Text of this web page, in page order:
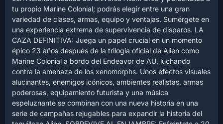
tu propio Marine Colonial; podrás elegir entre una gran
variedad de clases, armas, equipo y ventajas. Sumérgete en
una experiencia extrema de supervivencia de disparos. LA
CAZA DEFINITIVA: Juega un papel crucial en un momento
épico 23 años después de la trilogía oficial de Alien como
Marine Colonial a bordo del Endeavor de AU, luchando
contra la amenaza de los xenomorphs. Unos efectos visuales
alucinantes, enemigos icónicos, ambientes realistas, armas
poderosas, equipamiento futurista y una música
espeluznante se combinan con una nueva historia en una
serie de campañas rejugables para expandir la historia del